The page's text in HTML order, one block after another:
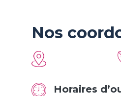
Nos
Horaires